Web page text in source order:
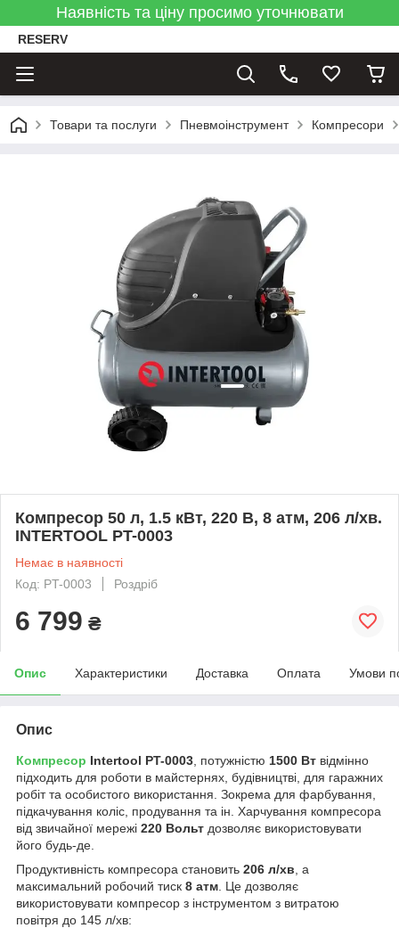
Наявність та ціну просимо уточнювати
RESERV
Товари та послуги Пневмоінструмент Компресори
Компресор 50 л, 1.5 кВт, 220 В, 8 атм, 206 л/хв.
INTERTOOL PT-0003
Немає в наявності
Код: PT-0003
Роздріб
6 799 ₴
Опис Характеристики Доставка Оплата Умови
Опис
Компресор Intertool PT-0003 , потужністю 1500 Вт відмінно
підходить для роботи в майстернях, будівництві, для гаражних
робіт та особистого використання. Зокрема для фарбування,
підкачування коліс, продування та ін. Харчування компресора
від звичайної мережі 220 Вольт дозволяє використовувати
його будь-де.
Продуктивність компресора становить 206 л/хв , а
максимальний робочий тиск 8 атм . Це дозволяє
використовувати компресор з інструментом з витратою
повітря до 145 л/хв: